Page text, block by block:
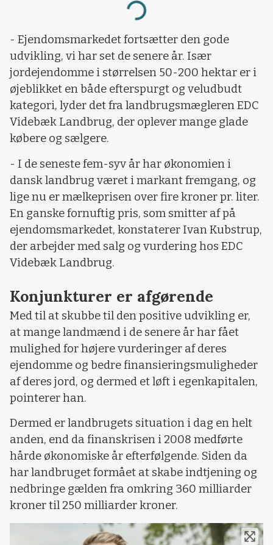
Loading...
- Ejendomsmarkedet fortsætter den gode
udvikling, vi har set de senere år. Især
jordejendomme i størrelsen 50-200 hektar er i
øjeblikket en både efterspurgt og veludbudt
kategori, lyder det fra landbrugsmægleren EDC
Videbæk Landbrug, der oplever mange glade
købere og sælgere.
- I de seneste fem-syv år har økonomien i
dansk landbrug været i markant fremgang, og
lige nu er mælkeprisen over fire kroner pr. liter.
En ganske fornuftig pris, som smitter af på
ejendomsmarkedet, konstaterer Ivan Kubstrup,
der arbejder med salg og vurdering hos EDC
Videbæk Landbrug.
Konjunkturer er afgørende
Med til at skubbe til den positive udvikling er,
at mange landmænd i de senere år har fået
mulighed for højere vurderinger af deres
ejendomme og bedre finansieringsmuligheder
af deres jord, og dermed et løft i egenkapitalen,
pointerer han.
Dermed er landbrugets situation i dag en helt
anden, end da finanskrisen i 2008 medførte
hårde økonomiske år efterfølgende. Siden da
har landbruget formået at skabe indtjening og
nedbringe gælden fra omkring 360 milliarder
kroner til 250 milliarder kroner.